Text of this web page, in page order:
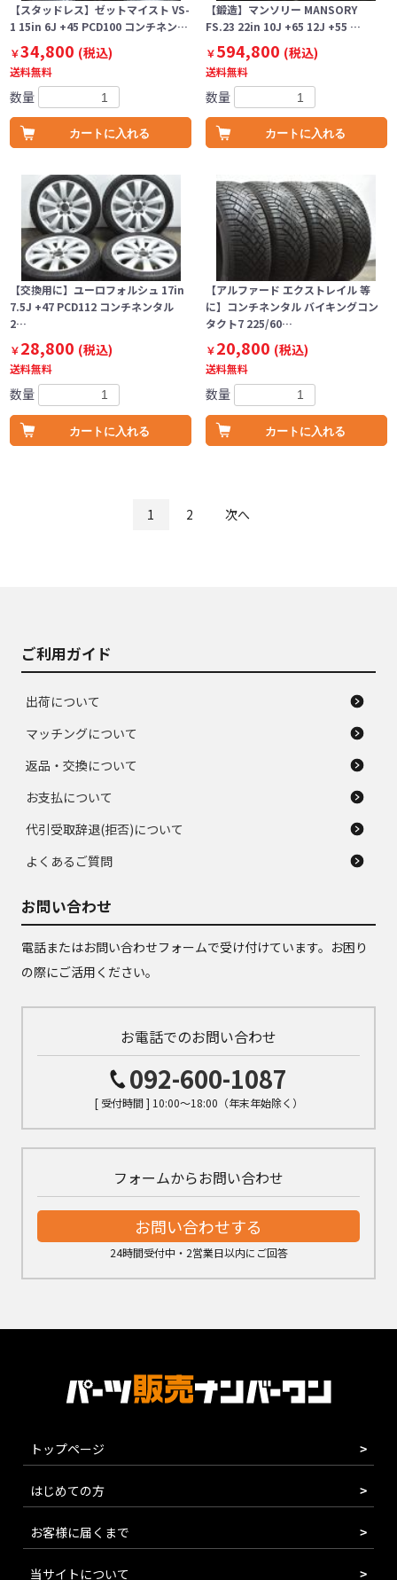
【スタッドレス】ゼットマイスト VS-
1 15in 6J +45 PCD100 コンチネン…
￥34,800 (税込)
送料無料
数量
カートに入れる
【鍛造】マンソリー MANSORY
FS.23 22in 10J +65 12J +55 …
￥594,800 (税込)
送料無料
数量
カートに入れる
【交換用に】ユーロフォルシュ 17in
7.5J +47 PCD112 コンチネンタル
2…
￥28,800 (税込)
送料無料
数量
カートに入れる
【アルファード エクストレイル 等
に】コンチネンタル バイキングコン
タクト7 225/60…
￥20,800 (税込)
送料無料
数量
カートに入れる
1 2 次へ
ご利用ガイド
出荷について
マッチングについて
返品・交換について
お支払について
代引受取辞退(拒否)について
よくあるご質問
お問い合わせ
電話またはお問い合わせフォームで受け付けています。お困り
の際にご活用ください。
お電話でのお問い合わせ
092-600-1087
[ 受付時間 ] 10:00～18:00（年末年始除く）
フォームからお問い合わせ
お問い合わせする
24時間受付中・2営業日以内にご回答
トップページ
はじめての方
お客様に届くまで
当サイトについて